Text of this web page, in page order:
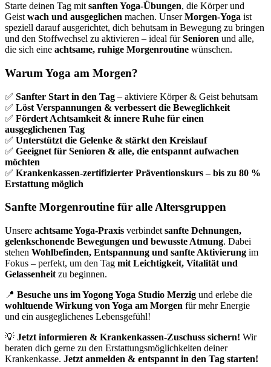
Starte deinen Tag mit sanften Yoga-Übungen, die Körper und
Geist wach und ausgeglichen machen. UnserMorgen-Yoga ist
speziell darauf ausgerichtet, dich behutsam in Bewegung zu bringen
und den Stoffwechsel zu aktivieren – ideal fürSenioren und alle,
die sich eine achtsame, ruhige Morgenroutine wünschen.
Warum Yoga am Morgen?
✅ Sanfter Start in den Tag – aktiviere Körper & Geist behutsam
✅ Löst Verspannungen & verbessert die Beweglichkeit
✅ Fördert Achtsamkeit & innere Ruhe für einen
ausgeglichenen Tag
✅ Unterstützt die Gelenke & stärkt den Kreislauf
✅ Geeignet für Senioren & alle, die entspannt aufwachen
möchten
✅ Krankenkassen-zertifizierter Präventionskurs – bis zu 80 %
Erstattung möglich
Sanfte Morgenroutine für alle Altersgruppen
Unsere achtsame Yoga-Praxis verbindet sanfte Dehnungen,
gelenkschonende Bewegungen und bewusste Atmung. Dabei
stehen Wohlbefinden, Entspannung und sanfte Aktivierung im
Fokus – perfekt, um den Tag mit Leichtigkeit, Vitalität und
Gelassenheit zu beginnen.
📍 Besuche uns im Yogong Yoga Studio Merzig und erlebe die
wohltuende Wirkung von Yoga am Morgen für mehr Energie
und ein ausgeglichenes Lebensgefühl!
💡 Jetzt informieren & Krankenkassen-Zuschuss sichern! Wir
beraten dich gerne zu den Erstattungsmöglichkeiten deiner
Krankenkasse. Jetzt anmelden & entspannt in den Tag starten!